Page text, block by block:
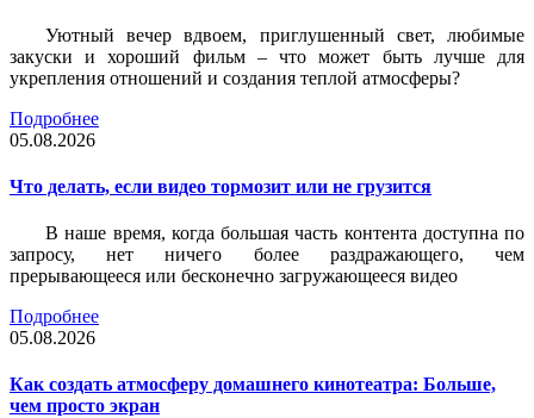
Уютный вечер вдвоем, приглушенный свет, любимые
закуски и хороший фильм – что может быть лучше для
укрепления отношений и создания теплой атмосферы?
Подробнее
05.08.2026
Что делать, если видео тормозит или не грузится
В наше время, когда большая часть контента доступна по
запросу, нет ничего более раздражающего, чем
прерывающееся или бесконечно загружающееся видео
Подробнее
05.08.2026
Как создать атмосферу домашнего кинотеатра: Больше,
чем просто экран